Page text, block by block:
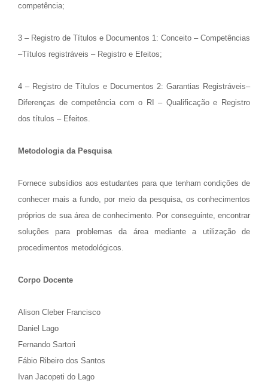
competência;
3 – Registro de Títulos e Documentos 1: Conceito – Competências
–Títulos registráveis – Registro e Efeitos;
4 – Registro de Títulos e Documentos 2: Garantias Registráveis–
Diferenças de competência com o RI – Qualificação e Registro
dos títulos – Efeitos.
Metodologia da Pesquisa
Fornece subsídios aos estudantes para que tenham condições de
conhecer mais a fundo, por meio da pesquisa, os conhecimentos
próprios de sua área de conhecimento. Por conseguinte, encontrar
soluções para problemas da área mediante a utilização de
procedimentos metodológicos.
Corpo Docente
Alison Cleber Francisco
Daniel Lago
Fernando Sartori
Fábio Ribeiro dos Santos
Ivan Jacopeti do Lago